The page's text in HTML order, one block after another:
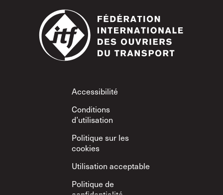
Footer
Accessibilité
Conditions
d’utilisation
Politique sur les
cookies
Utilisation acceptable
Politique de